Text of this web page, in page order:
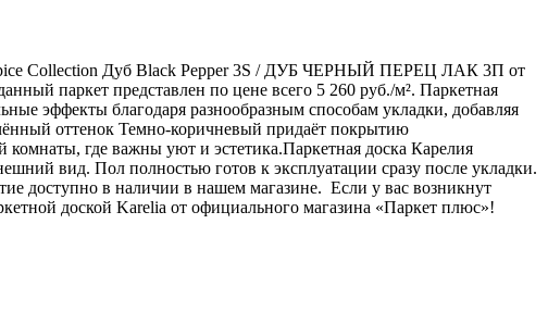
Collection Дуб Black Pepper 3S / ДУБ ЧЕРНЫЙ ПЕРЕЦ ЛАК 3П от
паркет представлен по цене всего 5 260 руб./м². Паркетная
эффекты благодаря разнообразным способам укладки, добавляя
оттенок Темно-коричневый придаёт покрытию
где важны уют и эстетика.Паркетная доска Карелия
вид. Пол полностью готов к эксплуатации сразу после укладки.
доступно в наличии в нашем магазине. Если у вас возникнут
доской Karelia от официального магазина «Паркет плюс»!